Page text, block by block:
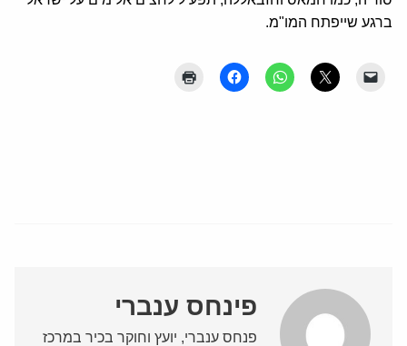
ברגע שייפתח המו"מ.
פינחס ענברי
פנחס ענברי, יועץ וחוקר בכיר במרכז